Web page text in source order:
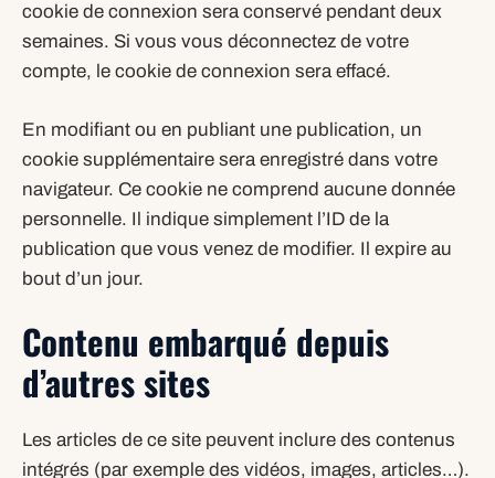
cookie de connexion sera conservé pendant deux
semaines. Si vous vous déconnectez de votre
compte, le cookie de connexion sera effacé.
En modifiant ou en publiant une publication, un
cookie supplémentaire sera enregistré dans votre
navigateur. Ce cookie ne comprend aucune donnée
personnelle. Il indique simplement l’ID de la
publication que vous venez de modifier. Il expire au
bout d’un jour.
Contenu embarqué depuis
d’autres sites
Les articles de ce site peuvent inclure des contenus
intégrés (par exemple des vidéos, images, articles…).